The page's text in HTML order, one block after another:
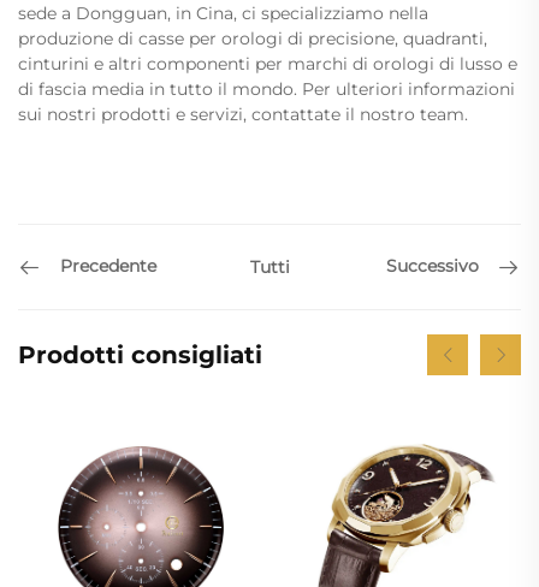
sede a Dongguan, in Cina, ci specializziamo nella
produzione di casse per orologi di precisione, quadranti,
cinturini e altri componenti per marchi di orologi di lusso e
di fascia media in tutto il mondo. Per ulteriori informazioni
sui nostri prodotti e servizi, contattate il nostro team.
Precedente Tutti Successivo
Prodotti consigliati